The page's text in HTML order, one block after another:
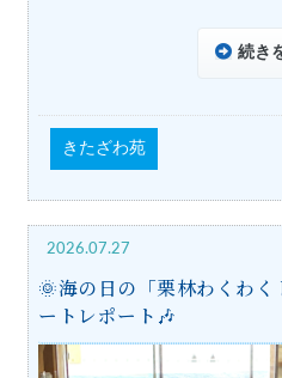
続き
きたざわ苑
2026.07.27
🌞海の日の「栗林わくわ
ートレポート🎶